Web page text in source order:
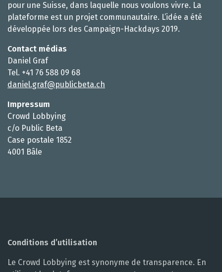
pour une Suisse, dans laquelle nous voulons vivre. La
plateforme est un projet communautaire. L’idée a été
développée lors des Campaign-Hackdays 2019.
Contact médias
Daniel Graf
Tel. +41 76 588 09 68
daniel.graf@publicbeta.ch
Impressum
Crowd Lobbying
c/o Public Beta
Case postale 1852
4001 Bâle
Conditions d’utilisation
Le Crowd Lobbying est synonyme de transparence. En